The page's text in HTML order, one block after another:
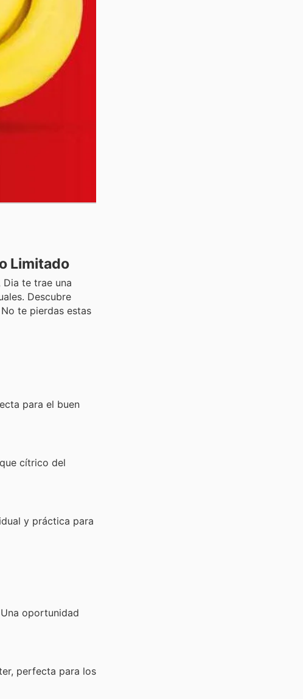
Limitado
te trae una
Descubre
te pierdas estas
para el buen
cítrico del
y práctica para
oportunidad
perfecta para los